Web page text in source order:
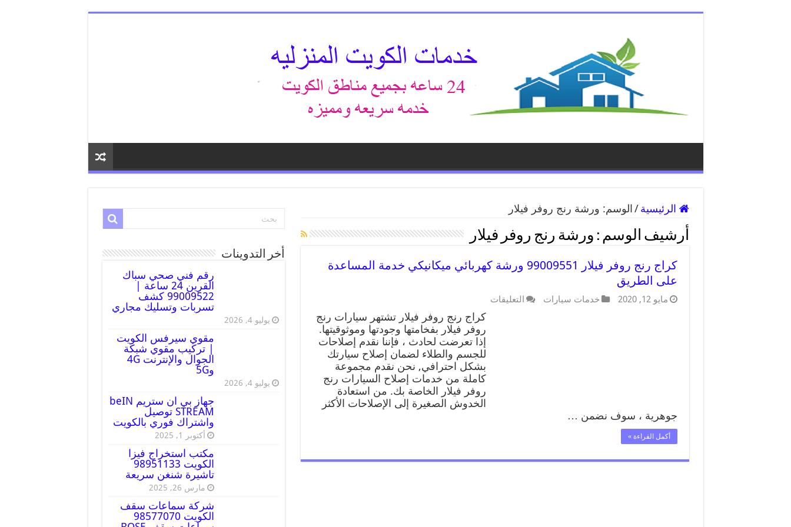
الرئيسية / الوسم: ورشة رنج روفر فيلار
أرشيف الوسم : ورشة رنج روفر فيلار
كراج رنج روفر فيلار 99009551 ورشة كهربائي ميكانيكي خدمة المساعدة
على الطريق
مايو 12, 2020 خدمات سيارات التعليقات
كراج رنج روفر فيلار تشتهر سيارات رنج
روفر فيلار بفخامتها وجودتها وموثوقيتها.
إذا تعرضت لحادث ، فإننا نقدم إصلاحات
للجسم والطلاء لضمان إصلاح سيارتك
بشكل احترافي, نحن نقدم مجموعة
كاملة من خدمات إصلاح السيارات رنج
روفر فيلار الخاصة بك. من استعادة
الخدوش الصغيرة إلى الإصلاحات الأكثر
جوهرية ، سوف نضمن …
أكمل القراءة »
أخر التدوينات
رقم فني صحي سباك
القرين 24 ساعة |
99009522 كشف
تسربات وتسليك مجاري
يوليو 4, 2026
مقوي سيرفس الكويت
| تركيب مقوي شبكة
الجوال والإنترنت 4G
و5G
يوليو 4, 2026
جهاز بي ان ستريم beIN
STREAM توصيل
واشتراك فوري بالكويت
أكتوبر 1, 2025
مكتب استخراج فيزا
الكويت 98951133
تاشيرة شنغن سريعة
مارس 26, 2025
شركة سماعات سقف
الكويت 98577070